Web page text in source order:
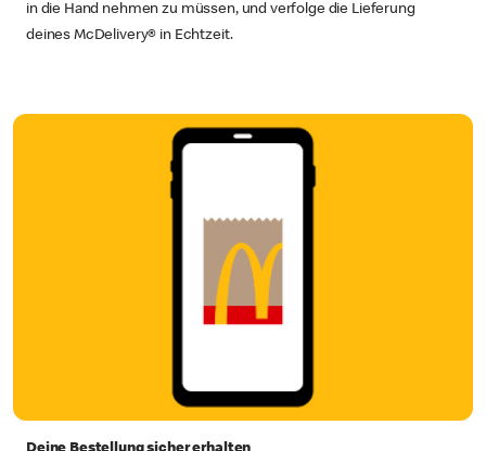
in die Hand nehmen zu müssen, und verfolge die Lieferung
deines McDelivery® in Echtzeit.